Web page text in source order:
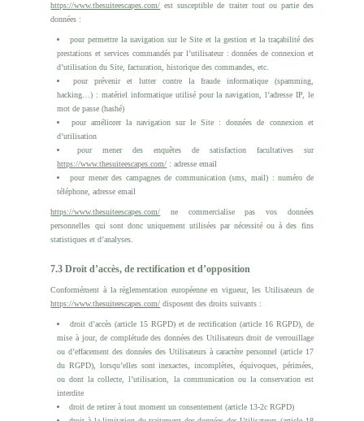
https://www.thesuiteescapes.com/ est susceptible de traiter tout ou partie des
données :
pour permettre la navigation sur le Site et la gestion et la traçabilité des
prestations et services commandés par l’utilisateur : données de connexion et
d’utilisation du Site, facturation, historique des commandes, etc.
pour prévenir et lutter contre la fraude informatique (spamming,
hacking…) : matériel informatique utilisé pour la navigation, l’adresse IP, le
mot de passe (hashé)
pour améliorer la navigation sur le Site : données de connexion et
d’utilisation
pour mener des enquêtes de satisfaction facultatives sur
https://www.thesuiteescapes.com/ : adresse email
pour mener des campagnes de communication (sms, mail) : numéro de
téléphone, adresse email
https://www.thesuiteescapes.com/ ne commercialise pas vos données
personnelles qui sont donc uniquement utilisées par nécessité ou à des fins
statistiques et d’analyses.
7.3 Droit d’accès, de rectification et d’opposition
Conformément à la réglementation européenne en vigueur, les Utilisateurs de
https://www.thesuiteescapes.com/ disposent des droits suivants :
droit d’accès (article 15 RGPD) et de rectification (article 16 RGPD), de
mise à jour, de complétude des données des Utilisateurs droit de verrouillage
ou d’effacement des données des Utilisateurs à caractère personnel (article 17
du RGPD), lorsqu’elles sont inexactes, incomplètes, équivoques, périmées,
ou dont la collecte, l’utilisation, la communication ou la conservation est
interdite
droit de retirer à tout moment un consentement (article 13-2c RGPD)